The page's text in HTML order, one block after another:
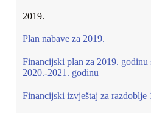
2019.
Plan nabave za 2019.
Financijski plan za 2019. godinu
2020.-2021. godinu
Financijski izvještaj za razdoblje